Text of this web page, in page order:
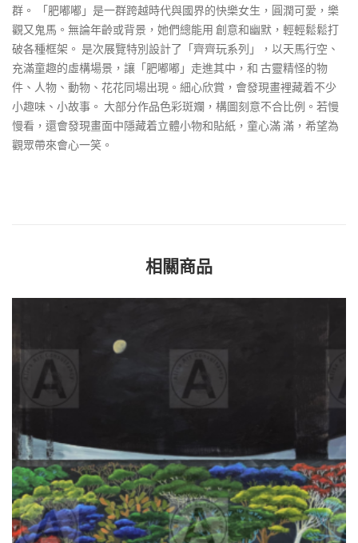
群。 「肥嘟嘟」是一群跨越時代與國界的快樂女生，圓潤可愛，樂
觀又鬼馬。無論年齡或背景，她們總能用 創意和幽默，輕輕鬆鬆打
破各種框架。 是次展覽特別設計了「齊齊玩系列」，以天馬行空、
充滿童趣的虛構場景，讓「肥嘟嘟」走進其中，和 古靈精怪的物
件、人物、動物、花花同場出現。細心欣賞，會發現畫裡藏着不少
小趣味、小故事。 大部分作品色彩斑斕，構圖刻意不合比例。若慢
慢看，還會發現畫面中隱藏着立體小物和貼紙，童心滿 滿，希望為
觀眾帶來會心一笑。
相關商品